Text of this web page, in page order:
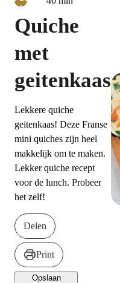
Quiche
met
geitenkaas
Lekkere quiche
geitenkaas! Deze Franse
mini quiches zijn heel
makkelijk om te maken.
Lekker quiche recept
voor de lunch. Probeer
het zelf!
Delen
Print
Opslaan